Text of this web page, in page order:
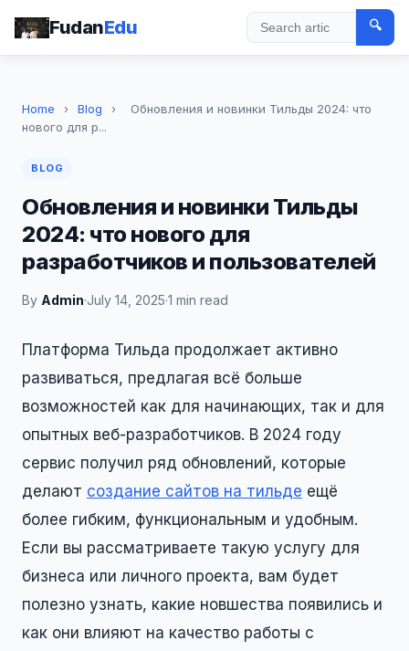
FudanEdu Search
🔍
Home › Blog ›
Обновления и новинки Тильды 2024: что
нового для р...
BLOG
Обновления и новинки Тильды
2024: что нового для
разработчиков и пользователей
By Admin·July 14, 2025·1 min read
Платформа Тильда продолжает активно
развиваться, предлагая всё больше
возможностей как для начинающих, так и для
опытных веб-разработчиков. В 2024 году
сервис получил ряд обновлений, которые
делают создание сайтов на тильде ещё
более гибким, функциональным и удобным.
Если вы рассматриваете такую услугу для
бизнеса или личного проекта, вам будет
полезно узнать, какие новшества появились и
как они влияют на качество работы с